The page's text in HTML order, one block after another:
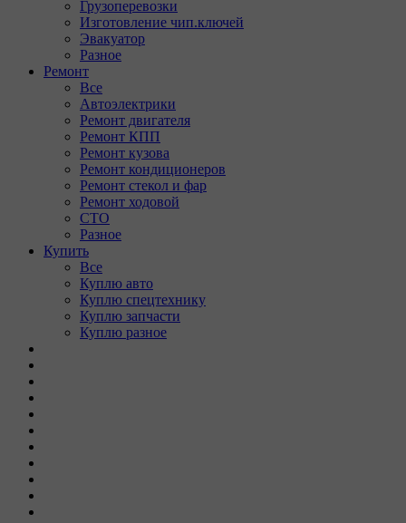
Грузоперевозки
Изготовление чип.ключей
Эвакуатор
Разное
Ремонт
Все
Автоэлектрики
Ремонт двигателя
Ремонт КПП
Ремонт кузова
Ремонт кондиционеров
Ремонт стекол и фар
Ремонт ходовой
СТО
Разное
Купить
Все
Куплю авто
Куплю спецтехнику
Куплю запчасти
Куплю разное